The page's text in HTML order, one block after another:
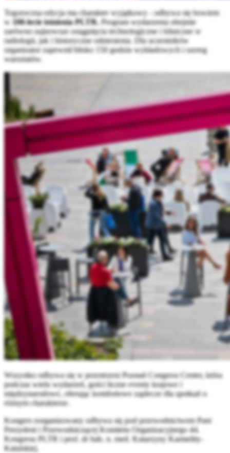
Tegoroczna edycja ma charakter wyjątkowy - odbywa się bowiem
w 100-lecie istnienia PLTR. Program wydarzenia obejmie
zarówno najnowsze osiągnięcia technologiczne i kliniczne w
radiologii, jak i historyczne odniesienia. Dla uczestników
organizator zapewnił blisko 150 godzin wykładowych i szereg
warsztatów.
Wszystko odbywa się w przestrzeni Poznań Congress Center, która
podczas wielu wydarzeń, gości liczne eventy krajowe i
międzynarodowe, oferując komfortowe zaplecze dla spotkań o
różnym charakterze.
Kongres zorganizowany odbywa się pod przewodnictwem Pani
Prezydent i Przewodniczącej Komitetu Organizacyjnego 44.
Kongresu PLTR i prof. dr hab. n. med. Katarzyny Karmelity-
Katulskiej.